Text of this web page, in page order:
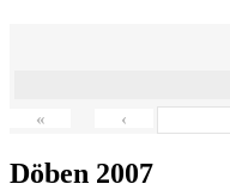
« ‹
Döben 2007